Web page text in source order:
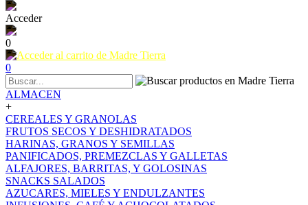
Acceder
0
0
ALMACEN
+
CEREALES Y GRANOLAS
FRUTOS SECOS Y DESHIDRATADOS
HARINAS, GRANOS Y SEMILLAS
PANIFICADOS, PREMEZCLAS Y GALLETAS
ALFAJORES, BARRITAS, Y GOLOSINAS
SNACKS SALADOS
AZUCARES, MIELES Y ENDULZANTES